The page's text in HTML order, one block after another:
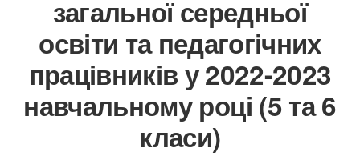
загальної середньої
освіти та педагогічних
працівників у 2022-2023
навчальному році (5 та 6
класи)